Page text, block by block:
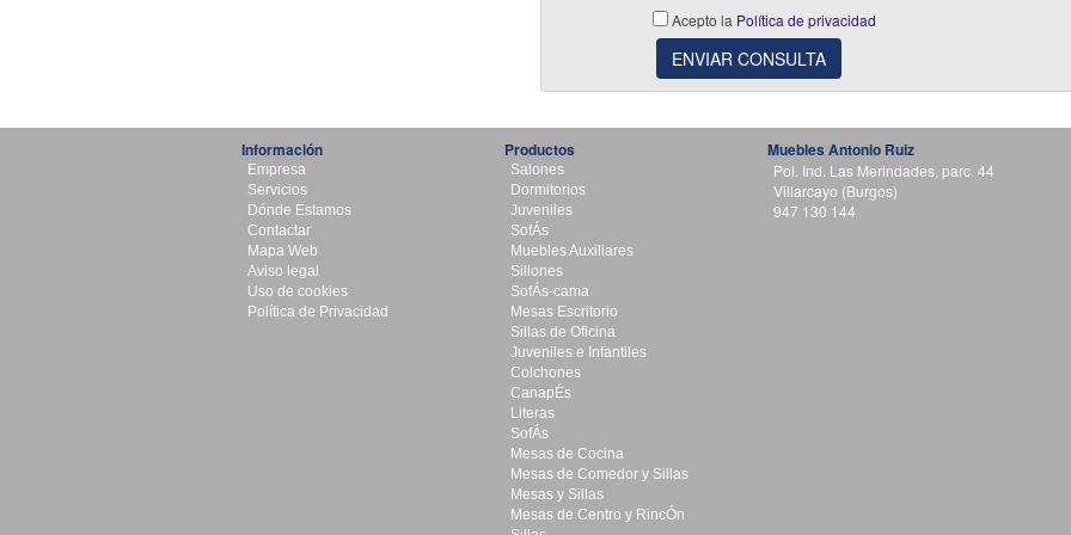
Acepto la Política de privacidad
ENVIAR CONSULTA
Información
Empresa
Servicios
Dónde Estamos
Contactar
Mapa Web
Aviso legal
Uso de cookies
Política de Privacidad
Productos
Salones
Dormitorios
Juveniles
SofÁs
Muebles Auxiliares
Sillones
SofÁs-cama
Mesas Escritorio
Sillas de Oficina
Juveniles e Infantiles
Colchones
CanapÉs
Literas
SofÁs
Mesas de Cocina
Mesas de Comedor y Sillas
Mesas y Sillas
Mesas de Centro y RincÓn
Muebles Antonio Ruiz
Pol. Ind. Las Merindades, parc. 44
Villarcayo (Burgos)
947 130 144